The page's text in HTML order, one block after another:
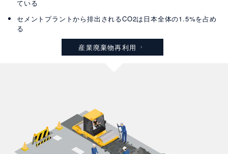
ている
セメントプラントから排出されるCO2は日本全体の1.5%を占め
る
産業廃棄物再利用